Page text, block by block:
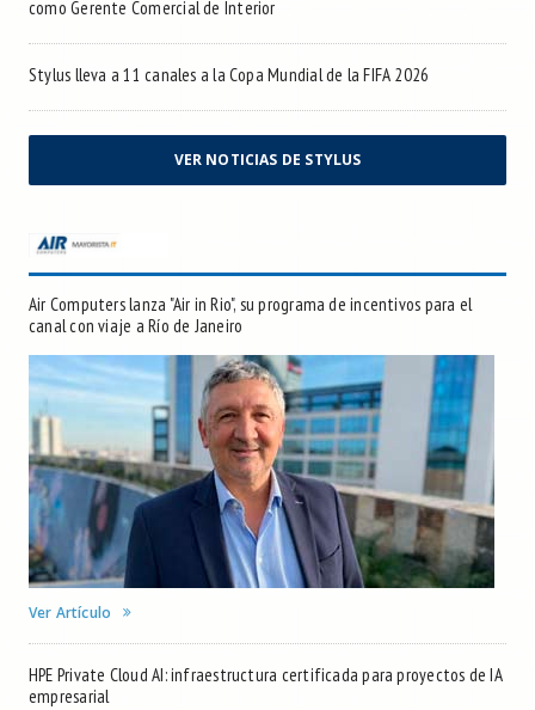
como Gerente Comercial de Interior
Stylus lleva a 11 canales a la Copa Mundial de la FIFA 2026
VER NOTICIAS DE STYLUS
Air Computers lanza "Air in Rio", su programa de incentivos para el
canal con viaje a Río de Janeiro
Ver Artículo
HPE Private Cloud AI: infraestructura certificada para proyectos de IA
empresarial